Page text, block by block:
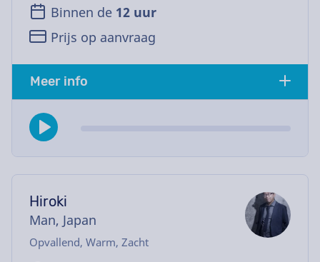
Binnen de 12 uur
Prijs op aanvraag
Meer info
Hiroki
Man, Japan
Opvallend, Warm, Zacht